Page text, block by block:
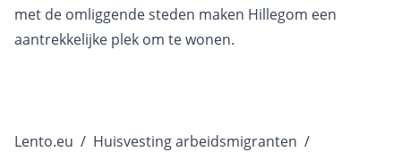
met de omliggende steden maken Hillegom een
aantrekkelijke plek om te wonen.
Lento.eu / Huisvesting arbeidsmigranten /